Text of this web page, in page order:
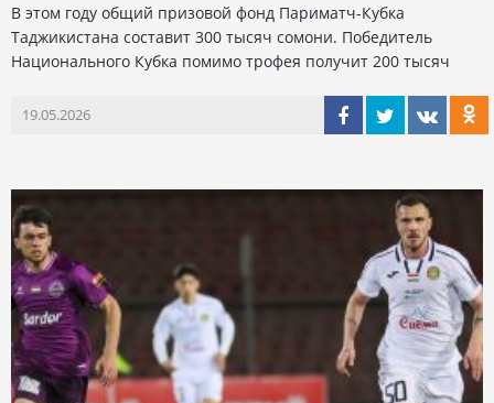
В этом году общий призовой фонд Париматч-Кубка
Таджикистана составит 300 тысяч сомони. Победитель
Национального Кубка помимо трофея получит 200 тысяч
19.05.2026